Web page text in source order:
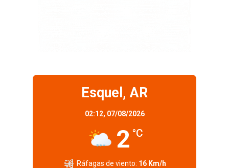
Esquel, AR
02:12, 07/08/2026
2 °C
Ráfagas de viento: 16 Km/h